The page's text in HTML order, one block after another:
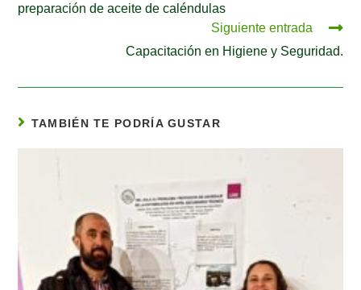
preparación de aceite de caléndulas
Siguiente entrada
Capacitación en Higiene y Seguridad.
TAMBIÉN TE PODRÍA GUSTAR